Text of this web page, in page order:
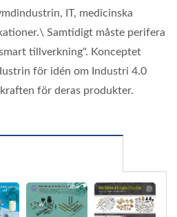
IT, medicinska
Samtidigt måste perifera
tillverkning". Konceptet
för idén om Industri 4.0
för deras produkter.